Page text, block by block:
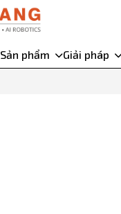
Sản phẩm Giải pháp